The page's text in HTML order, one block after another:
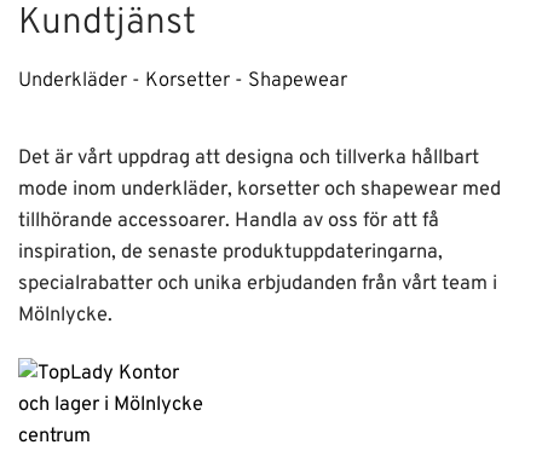
Kundtjänst
Underkläder - Korsetter - Shapewear
Det är vårt uppdrag att designa och tillverka hållbart
mode inom underkläder, korsetter och shapewear med
tillhörande accessoarer. Handla av oss för att få
inspiration, de senaste produktuppdateringarna,
specialrabatter och unika erbjudanden från vårt team i
Mölnlycke.